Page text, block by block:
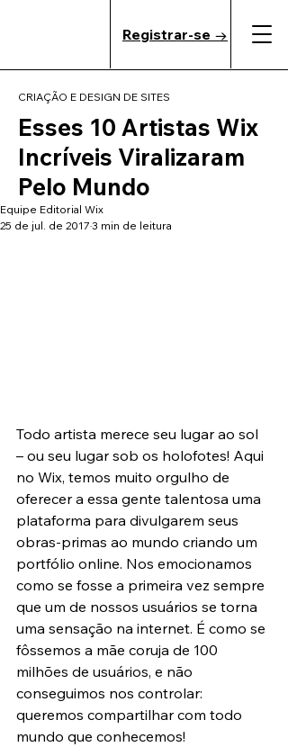
Registrar-se →
CRIAÇÃO E DESIGN DE SITES
Esses 10 Artistas Wix
Incríveis Viralizaram
Pelo Mundo
Equipe Editorial Wix
25 de jul. de 2017 3 min de leitura
Todo artista merece seu lugar ao sol
– ou seu lugar sob os holofotes! Aqui
no Wix, temos muito orgulho de
oferecer a essa gente talentosa uma
plataforma para divulgarem seus
obras-primas ao mundo criando um
portfólio online. Nos emocionamos
como se fosse a primeira vez sempre
que um de nossos usuários se torna
uma sensação na internet. É como se
fôssemos a mãe coruja de 100
milhões de usuários, e não
conseguimos nos controlar:
queremos compartilhar com todo
mundo que conhecemos!